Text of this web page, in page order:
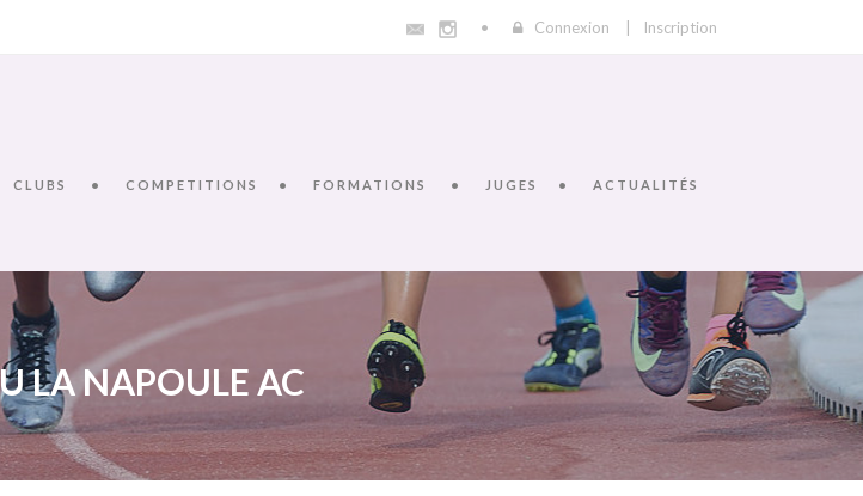
Connexion Inscription
CLUBS COMPETITIONS FORMATIONS JUGES ACTUALITÉS
LA NAPOULE AC